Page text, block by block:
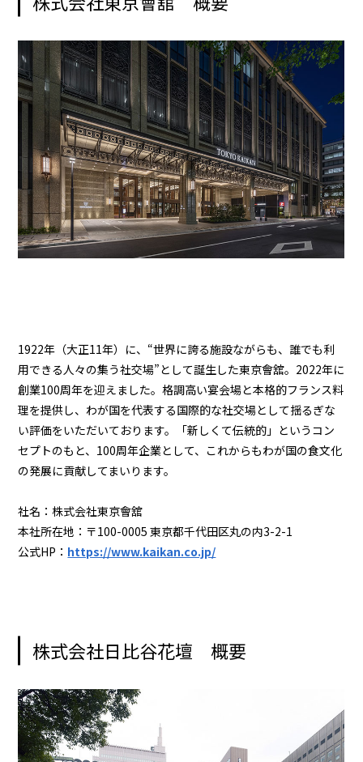
1922年（大正11年）に、“世界に誇る施設ながらも、誰でも利
用できる人々の集う社交場”として誕生した東京會舘。2022年に
創業100周年を迎えました。格調高い宴会場と本格的フランス料
理を提供し、わが国を代表する国際的な社交場として揺るぎな
い評価をいただいております。「新しくて伝統的」というコン
セプトのもと、100周年企業として、これからもわが国の食文化
の発展に貢献してまいります。
社名：株式会社東京會舘
本社所在地：〒100-0005 東京都千代田区丸の内3-2-1
公式HP： https://www.kaikan.co.jp/
株式会社日比谷花壇 概要